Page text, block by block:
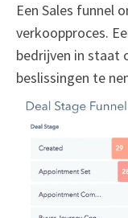
Een Sales funnel
verkoopproces.
bedrijven in staat
beslissingen te
termijn te
controle en
het algemeen
richting Sales